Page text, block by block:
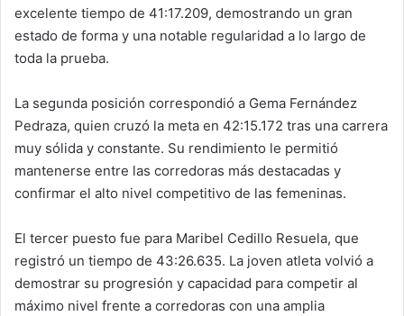
excelente tiempo de 41:17.209, demostrando un gran
estado de forma y una notable regularidad a lo largo de
toda la prueba.
La segunda posición correspondió a Gema Fernández
Pedraza, quien cruzó la meta en 42:15.172 tras una carrera
muy sólida y constante. Su rendimiento le permitió
mantenerse entre las corredoras más destacadas y
confirmar el alto nivel competitivo de las femeninas.
El tercer puesto fue para Maribel Cedillo Resuela, que
registró un tiempo de 43:26.635. La joven atleta volvió a
demostrar su progresión y capacidad para competir al
máximo nivel frente a corredoras con una amplia